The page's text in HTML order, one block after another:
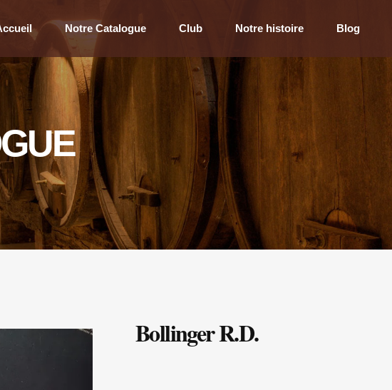
Notre Catalogue Club Notre histoire Blog
Bollinger R.D.